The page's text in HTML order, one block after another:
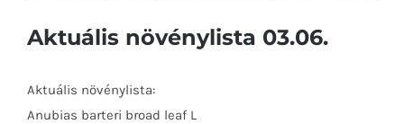
Aktuális növénylista 03.06.
Aktuális növénylista:
Anubias barteri broad leaf L